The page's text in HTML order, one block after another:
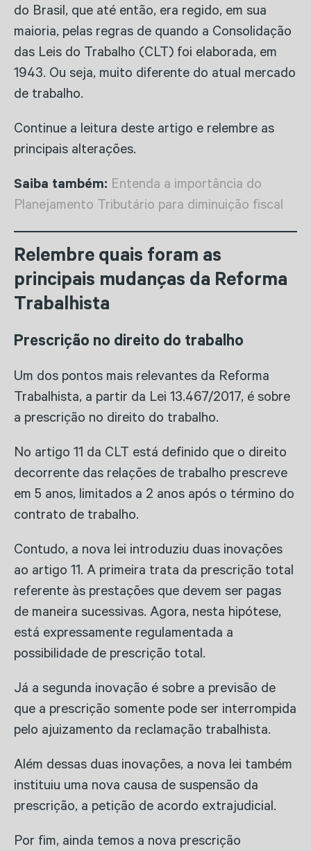
do Brasil, que até então, era regido, em sua
maioria, pelas regras de quando a Consolidação
das Leis do Trabalho (CLT) foi elaborada, em
1943. Ou seja, muito diferente do atual mercado
de trabalho.
Continue a leitura deste artigo e relembre as
principais alterações.
Saiba também: Entenda a importância do
Planejamento Tributário para diminuição fiscal
Relembre quais foram as
principais mudanças da Reforma
Trabalhista
Prescrição no direito do trabalho
Um dos pontos mais relevantes da Reforma
Trabalhista, a partir da Lei 13.467/2017, é sobre
a prescrição no direito do trabalho.
No artigo 11 da CLT está definido que o direito
decorrente das relações de trabalho prescreve
em 5 anos, limitados a 2 anos após o término do
contrato de trabalho.
Contudo, a nova lei introduziu duas inovações
ao artigo 11. A primeira trata da prescrição total
referente às prestações que devem ser pagas
de maneira sucessivas. Agora, nesta hipótese,
está expressamente regulamentada a
possibilidade de prescrição total.
Já a segunda inovação é sobre a previsão de
que a prescrição somente pode ser interrompida
pelo ajuizamento da reclamação trabalhista.
Além dessas duas inovações, a nova lei também
instituiu uma nova causa de suspensão da
prescrição, a petição de acordo extrajudicial.
Por fim, ainda temos a nova prescrição